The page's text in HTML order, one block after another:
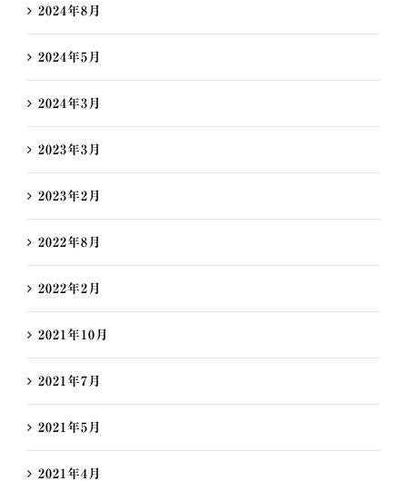
2024年8月
2024年5月
2024年3月
2023年3月
2023年2月
2022年8月
2022年2月
2021年10月
2021年7月
2021年5月
2021年4月